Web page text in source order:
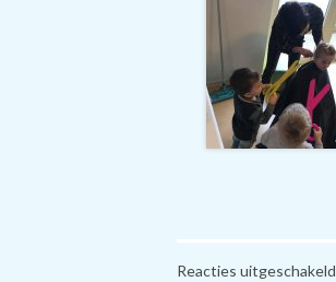
Reacties uitgeschakeld